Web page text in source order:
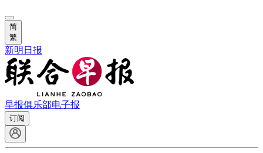
简
繁
新明日报
早报俱乐部电子报
订阅